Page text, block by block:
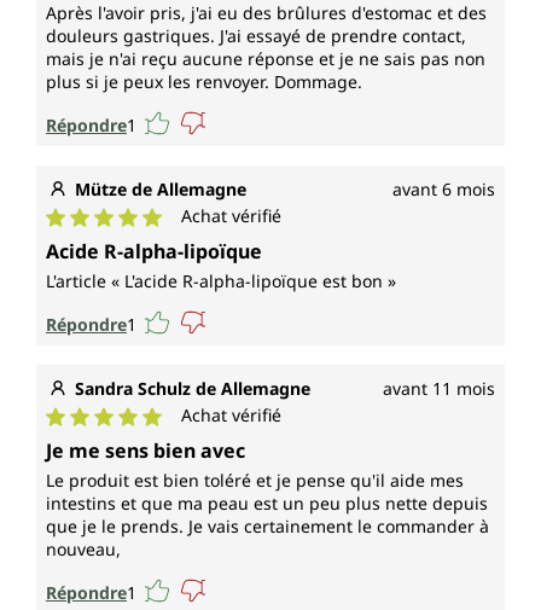
Après l'avoir pris, j'ai eu des brûlures d'estomac et des
douleurs gastriques. J'ai essayé de prendre contact,
mais je n'ai reçu aucune réponse et je ne sais pas non
plus si je peux les renvoyer. Dommage.
Répondre1
Mütze de Allemagne avant 6 mois
Note moyenne de 5 sur 5 étoiles
Achat vérifié
Acide R-alpha-lipoïque
L'article « L'acide R-alpha-lipoïque est bon »
Répondre1
Sandra Schulz de Allemagne avant 11 mois
Note moyenne de 5 sur 5 étoiles
Achat vérifié
Je me sens bien avec
Le produit est bien toléré et je pense qu'il aide mes
intestins et que ma peau est un peu plus nette depuis
que je le prends. Je vais certainement le commander à
nouveau,
Répondre1